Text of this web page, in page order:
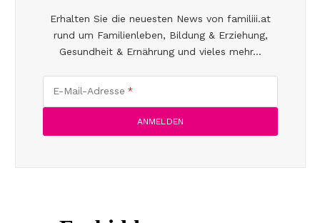
Erhalten Sie die neuesten News von familiii.at
rund um Familienleben, Bildung & Erziehung,
Gesundheit & Ernährung und vieles mehr...
E-Mail-Adresse